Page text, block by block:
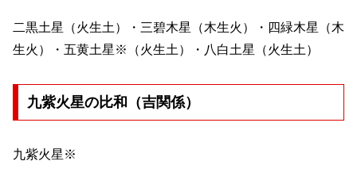
二黒土星（火生土）・三碧木星（木生火）・四緑木星（木
生火）・五黄土星※（火生土）・八白土星（火生土）
九紫火星の比和（吉関係）
九紫火星※